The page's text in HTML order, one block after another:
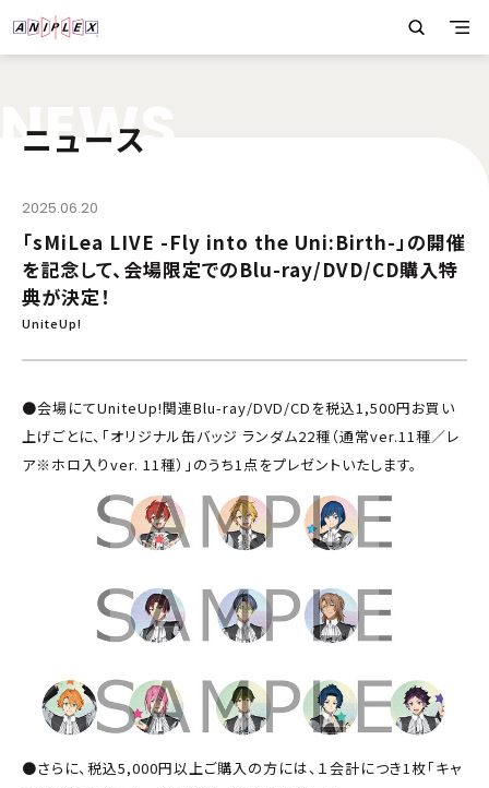
NEWS
ニュース
2025.06.20
「sMiLea LIVE -Fly into the Uni:Birth-」の開催
を記念して、会場限定でのBlu-ray/DVD/CD購入特
典が決定！
UniteUp!
●会場にてUniteUp!関連Blu-ray/DVD/CDを税込1,500円お買い
上げごとに、「オリジナル缶バッジ ランダム22種（通常ver.11種／レ
ア※ホロ入りver. 11種）」のうち1点をプレゼントいたします。
●さらに、税込5,000円以上ご購入の方には、１会計につき1枚「キャ